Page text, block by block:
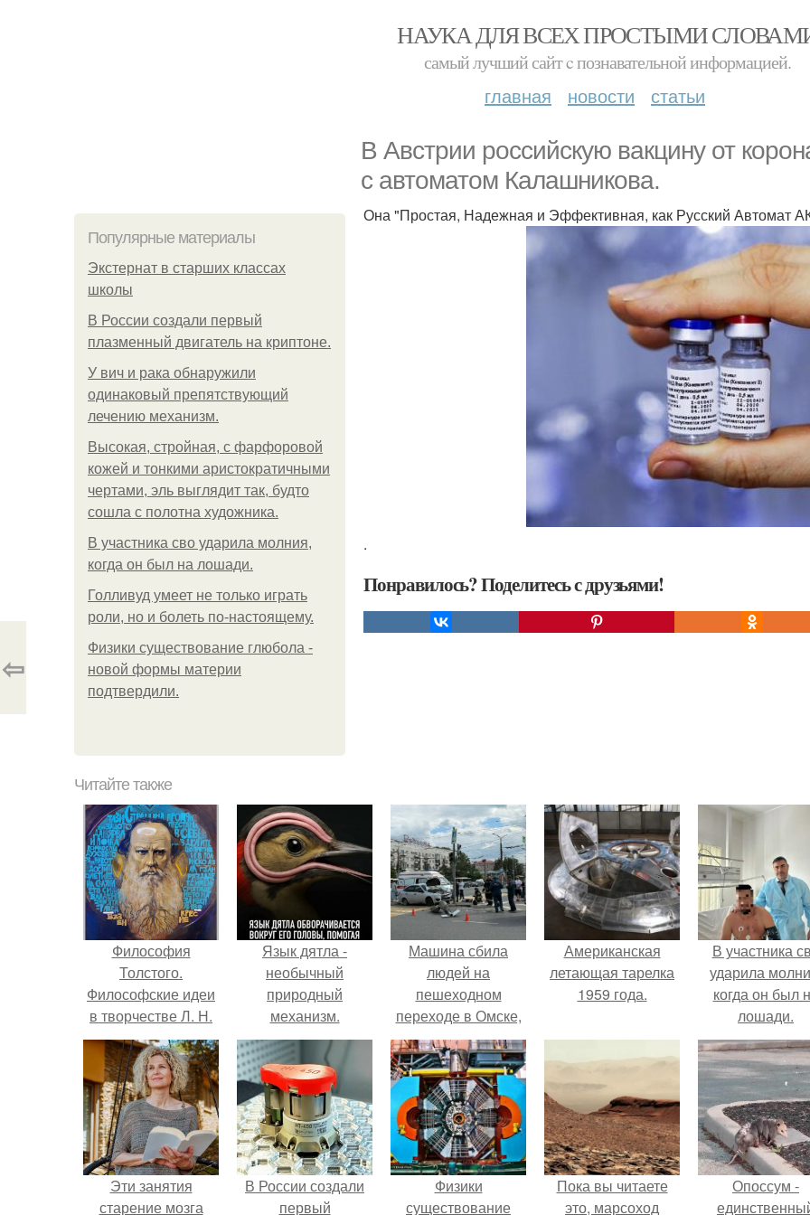
НАУКА ДЛЯ ВСЕХ ПРОСТЫМИ
самый лучший сайт c познавательной информацией.
главная новости статьи
В Австрии российскую вакцину от
с автоматом Калашникова.
Популярные материалы
Экстернат в старших классах
школы
В России создали первый
плазменный двигатель на криптоне.
У вич и рака обнаружили
одинаковый препятствующий
лечению механизм.
Высокая, стройная, с фарфоровой
кожей и тонкими аристократичными
чертами, эль выглядит так, будто
сошла с полотна художника.
В участника сво ударила молния,
когда он был на лошади.
Голливуд умеет не только играть
роли, но и болеть по-настоящему.
Физики существование глюбола -
новой формы материи
подтвердили.
Она "Простая, Надежная и Эффективная, как Русский Автомат
.
Понравилось? Поделитесь с друзьями!
⇦
Читайте также
Философия
Толстого.
Философские идеи
в творчестве Л. Н.
Толстого.
Язык дятла -
необычный
природный
механизм.
Машина сбила
людей на
пешеходном
переходе в Омске,
пострадали 8
человек.
Американская
летающая тарелка
1959 года.
В участника
ударила
когда он был
лошади.
Эти занятия
старение мозга
В России создали
первый
Физики
существование
Пока вы читаете
это, марсоход
Опоссум -